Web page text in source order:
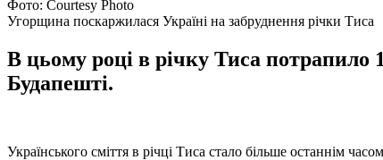
Фото: Courtesy Photo
Угорщина поскаржилася Україні на забруднення річки Тиса
В цьому році в річку Тиса потрапило
Будапешті.
Українського сміття в річці Тиса стало більше останнім